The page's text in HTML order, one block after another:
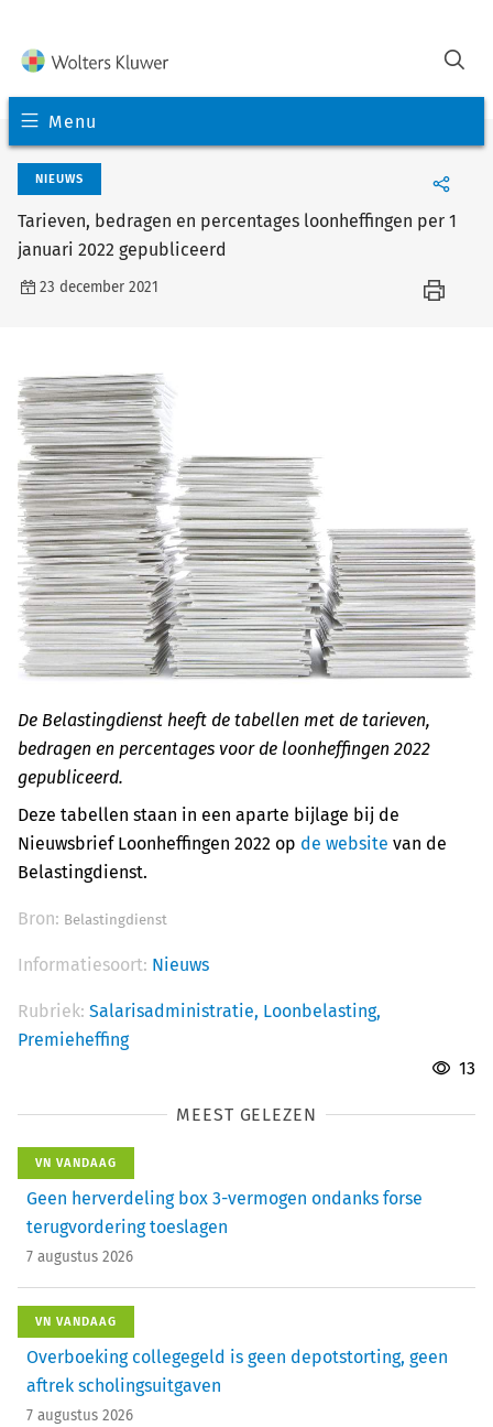
Menu
NIEUWS
Tarieven, bedragen en percentages loonheffingen per 1
januari 2022 gepubliceerd
23 december 2021
De Belastingdienst heeft de tabellen met de tarieven,
bedragen en percentages voor de loonheffingen 2022
gepubliceerd.
Deze tabellen staan in een aparte bijlage bij de
Nieuwsbrief Loonheffingen 2022 op de website van de
Belastingdienst.
Bron: Belastingdienst
Informatiesoort: Nieuws
Rubriek: Salarisadministratie, Loonbelasting,
Premieheffing
13
MEEST GELEZEN
VN VANDAAG
Geen herverdeling box 3-vermogen ondanks forse
terugvordering toeslagen
7 augustus 2026
VN VANDAAG
Overboeking collegegeld is geen depotstorting, geen
aftrek scholingsuitgaven
7 augustus 2026